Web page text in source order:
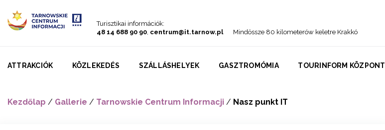
Turisztikai információk:
48 14 688 90 90, centrum@it.tarnow.pl Mindössze 80 kilometerów keletre Krakkó
ATTRAKCIÓK KÖZLEKEDÉS SZÁLLÁSHELYEK GASZTROMÓMIA TOURINFORM KÖZPONT
Kezdőlap / Gallerie / Tarnowskie Centrum Informacji / Nasz punkt IT